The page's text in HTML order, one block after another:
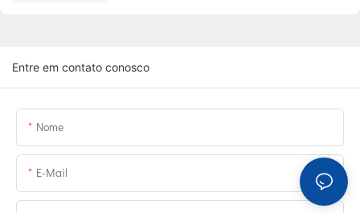
Entre em contato conosco
Nome
E-Mail